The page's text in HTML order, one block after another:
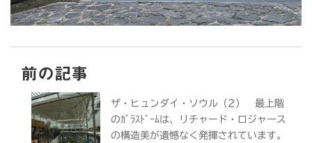
前の記事
ザ・ヒュンダイ・ソウル（2） 最上階
のｶﾞﾗｽﾄﾞｰﾑは、リチャード・ロジャース
の構造美が遺憾なく発揮されています。